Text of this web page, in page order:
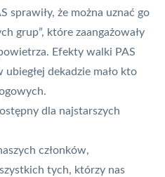
sprawiły, że można uznać go
grup”, które zaangażowały
Efekty walki PAS
ubiegłej dekadzie mało kto
dla najstarszych
członków,
tych, którzy nas